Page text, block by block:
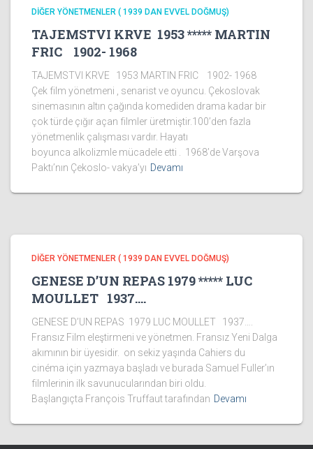
DİĞER YÖNETMENLER ( 1939 DAN EVVEL DOĞMUŞ)
TAJEMSTVI KRVE 1953 ***** MARTIN
FRIC 1902- 1968
TAJEMSTVI KRVE 1953 MARTIN FRIC 1902- 1968
Çek film yönetmeni , senarist ve oyuncu. Çekoslovak
sinemasının altın çağında komediden drama kadar bir
çok türde çığır açan filmler üretmiştir.100’den fazla
yönetmenlik çalışması vardır. Hayatı
boyunca alkolizmle mücadele etti . 1968’de Varşova
Paktı’nın Çekoslo- vakya’yı Devamı
DİĞER YÖNETMENLER ( 1939 DAN EVVEL DOĞMUŞ)
GENESE D’UN REPAS 1979 ***** LUC
MOULLET 1937….
GENESE D’UN REPAS 1979 LUC MOULLET 1937….
Fransız Film eleştirmeni ve yönetmen. Fransız Yeni Dalga
akımının bir üyesidir. on sekiz yaşında Cahiers du
cinéma için yazmaya başladı ve burada Samuel Fuller’ın
filmlerinin ilk savunucularından biri oldu.
Başlangıçta François Truffaut tarafından Devamı